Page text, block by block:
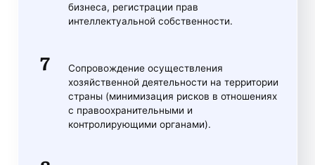
бизнеса, регистрации прав
интеллектуальной собственности.
Сопровождение осуществления
хозяйственной деятельности на территории
страны (минимизация рисков в отношениях
с правоохранительными и
контролирующими органами).